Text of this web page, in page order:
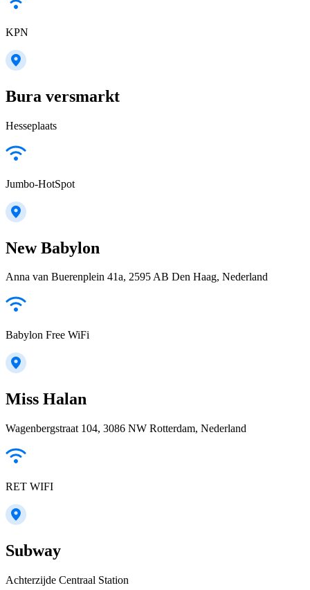
KPN
Bura versmarkt
Hesseplaats
Jumbo-HotSpot
New Babylon
Anna van Buerenplein 41a, 2595 AB Den Haag, Nederland
Babylon Free WiFi
Miss Halan
Wagenbergstraat 104, 3086 NW Rotterdam, Nederland
RET WIFI
Subway
Achterzijde Centraal Station